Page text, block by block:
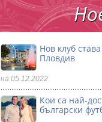
Нов клуб
Пловдив
на 05.12.2022
Кои са най-
български